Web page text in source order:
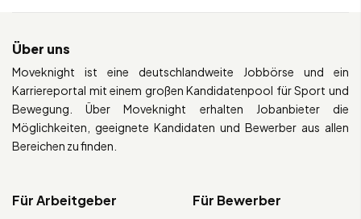
Über uns
Moveknight ist eine deutschlandweite Jobbörse und ein
Karriereportal mit einem großen Kandidatenpool für Sport und
Bewegung. Über Moveknight erhalten Jobanbieter die
Möglichkeiten, geeignete Kandidaten und Bewerber aus allen
Bereichen zu finden.
Für Arbeitgeber Für Bewerber